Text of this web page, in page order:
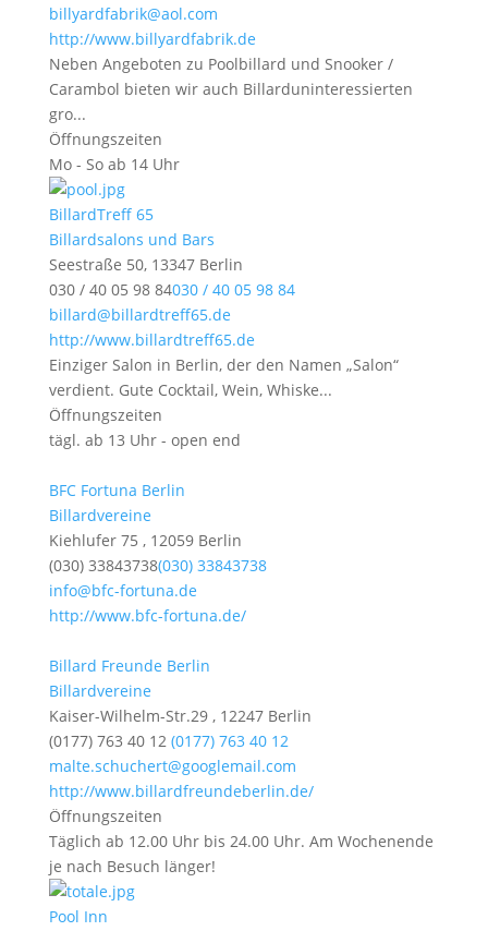
billyardfabrik@aol.com
http://www.billyardfabrik.de
Neben Angeboten zu Poolbillard und Snooker /
Carambol bieten wir auch Billarduninteressierten
gro...
Öffnungszeiten
Mo - So ab 14 Uhr
BillardTreff 65
Billardsalons und Bars
Seestraße 50, 13347 Berlin
030 / 40 05 98 84030 / 40 05 98 84
billard@billardtreff65.de
http://www.billardtreff65.de
Einziger Salon in Berlin, der den Namen „Salon“
verdient. Gute Cocktail, Wein, Whiske...
Öffnungszeiten
tägl. ab 13 Uhr - open end
BFC Fortuna Berlin
Billardvereine
Kiehlufer 75 , 12059 Berlin
(030) 33843738(030) 33843738
info@bfc-fortuna.de
http://www.bfc-fortuna.de/
Billard Freunde Berlin
Billardvereine
Kaiser-Wilhelm-Str.29 , 12247 Berlin
(0177) 763 40 12 (0177) 763 40 12
malte.schuchert@googlemail.com
http://www.billardfreundeberlin.de/
Öffnungszeiten
Täglich ab 12.00 Uhr bis 24.00 Uhr. Am Wochenende
je nach Besuch länger!
Pool Inn